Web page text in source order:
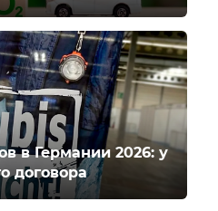
в Германии 2026: у
договора